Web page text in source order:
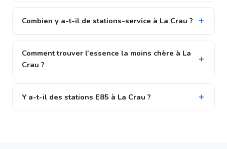
Combien y a-t-il de stations-service à La Crau ?
Comment trouver l'essence la moins chère à La
Crau ?
Y a-t-il des stations E85 à La Crau ?